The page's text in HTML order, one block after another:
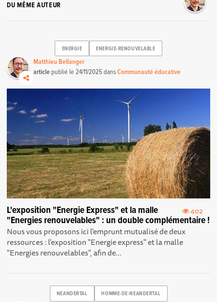
DU MÊME AUTEUR
ENERGIE ENERGIE-RENOUVELABLE
Matthieu Bellanger
article publié le24/11/2025dansCommunauté éducative
402
L'exposition "Energie Express" et la malle
"Energies renouvelables" : un double complémentaire !
Nous vous proposons ici l'emprunt mutualisé de deux
ressources : l'exposition "Energie express" et la malle
"Energies renouvelables", afin de...
NEANDERTAL HOMME-DE-NEANDERTAL